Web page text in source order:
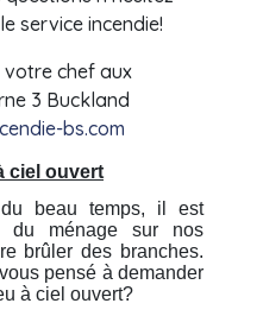
service incendie!
votre chef aux
3 Buckland
bs.com
ciel ouvert
beau temps, il est
du ménage sur nos
brûler des branches.
pensé à demander
à ciel ouvert?